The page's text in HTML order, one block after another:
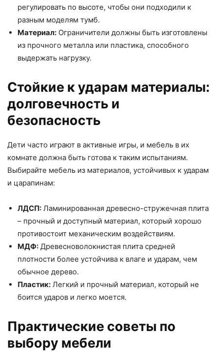
регулировать по высоте, чтобы они подходили к
разным моделям тумб.
Материал: Ограничители должны быть изготовлены
из прочного металла или пластика, способного
выдержать нагрузку.
Стойкие к ударам материалы:
долговечность и
безопасность
Дети часто играют в активные игры, и мебель в их
комнате должна быть готова к таким испытаниям.
Выбирайте мебель из материалов, устойчивых к ударам
и царапинам:
ЛДСП: Ламинированная древесно-стружечная плита
– прочный и доступный материал, который хорошо
противостоит механическим воздействиям.
МДФ: Древесноволокнистая плита средней
плотности более устойчива к влаге и ударам, чем
обычное дерево.
Пластик: Легкий и прочный материал, который не
боится ударов и легко моется.
Практические советы по
выбору мебели